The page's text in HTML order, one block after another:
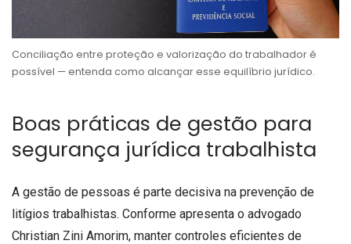
Conciliação entre proteção e valorização do trabalhador é
possível — entenda como alcançar esse equilíbrio jurídico.
Boas práticas de gestão para
segurança jurídica trabalhista
A gestão de pessoas é parte decisiva na prevenção de
litígios trabalhistas. Conforme apresenta o advogado
Christian Zini Amorim, manter controles eficientes de